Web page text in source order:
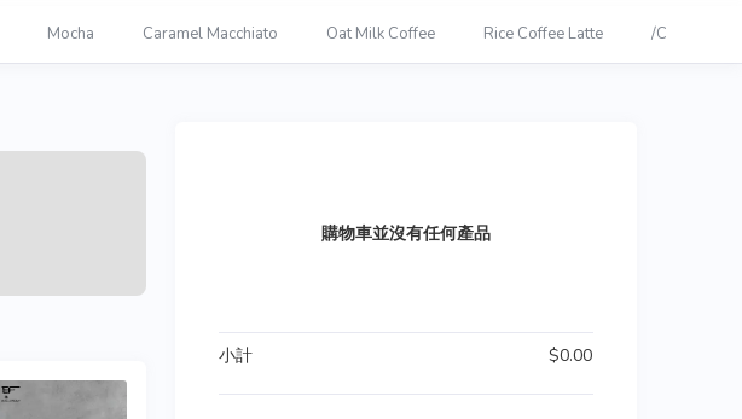
Mocha Caramel Macchiato Oat Milk Coffee Rice Coffee Latte /Cold Brew/
購物車並沒有任何產品
小計 $0.00